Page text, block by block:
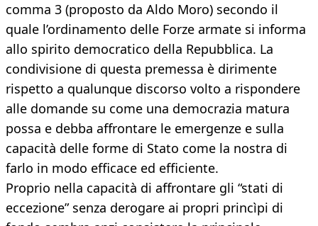
comma 3 (proposto da Aldo Moro) secondo il
quale l’ordinamento delle Forze armate si informa
allo spirito democratico della Repubblica. La
condivisione di questa premessa è dirimente
rispetto a qualunque discorso volto a rispondere
alle domande su come una democrazia matura
possa e debba affrontare le emergenze e sulla
capacità delle forme di Stato come la nostra di
farlo in modo efficace ed efficiente.
Proprio nella capacità di affrontare gli “stati di
eccezione” senza derogare ai propri princìpi di